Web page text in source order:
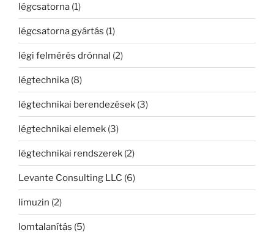
légcsatorna (1)
légcsatorna gyártás (1)
légi felmérés drónnal (2)
légtechnika (8)
légtechnikai berendezések (3)
légtechnikai elemek (3)
légtechnikai rendszerek (2)
Levante Consulting LLC (6)
limuzin (2)
lomtalanítás (5)